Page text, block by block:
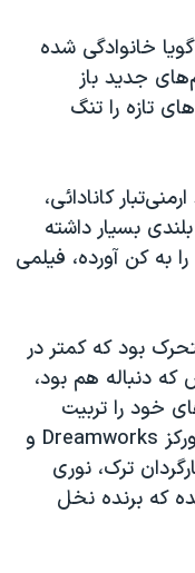
خانوادگی شده
جدید باز
تازه را تنگ
کانادائی،
بسیار داشته
به کن آورده، فیلمی
بود که کمتر در
دنباله هم بود،
خود را تربیت
کنیم» از واحد نقاشی متحرک دریم وورکز Dreamworks و
ترک، نوری
که برنده‌ نخل